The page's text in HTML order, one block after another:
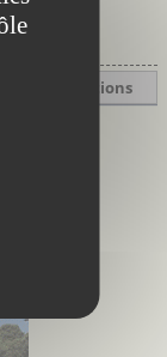
manifestations